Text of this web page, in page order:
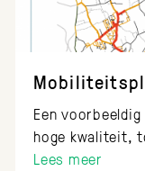
Een
hoge kwaliteit,
Lees meer